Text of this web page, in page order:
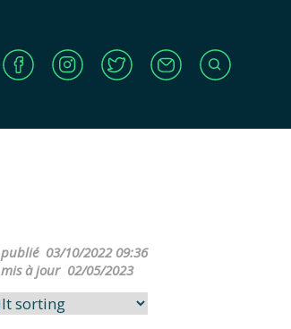
publié 03/10/2022 09:36
mis à jour 02/05/2023